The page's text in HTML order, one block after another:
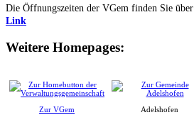
Die Öffnungszeiten der VGem finden Sie über
Link
Weitere Homepages:
Zur VGem Adelshofen